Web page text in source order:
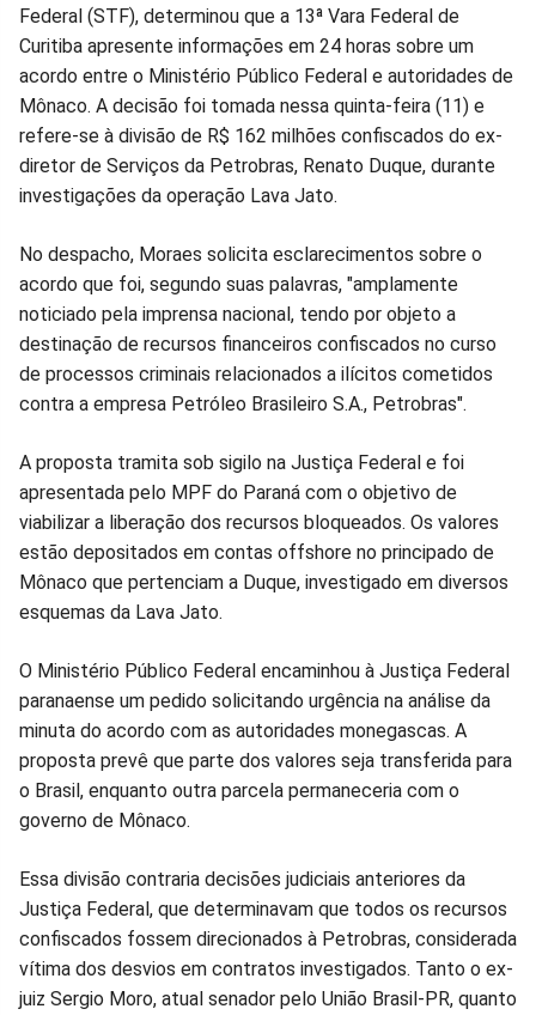
Federal (STF), determinou que a 13ª Vara Federal de
Curitiba apresente informações em 24 horas sobre um
acordo entre o Ministério Público Federal e autoridades de
Mônaco. A decisão foi tomada nessa quinta-feira (11) e
refere-se à divisão de R$ 162 milhões confiscados do ex-
diretor de Serviços da Petrobras, Renato Duque, durante
investigações da operação Lava Jato.
No despacho, Moraes solicita esclarecimentos sobre o
acordo que foi, segundo suas palavras, "amplamente
noticiado pela imprensa nacional, tendo por objeto a
destinação de recursos financeiros confiscados no curso
de processos criminais relacionados a ilícitos cometidos
contra a empresa Petróleo Brasileiro S.A., Petrobras".
A proposta tramita sob sigilo na Justiça Federal e foi
apresentada pelo MPF do Paraná com o objetivo de
viabilizar a liberação dos recursos bloqueados. Os valores
estão depositados em contas offshore no principado de
Mônaco que pertenciam a Duque, investigado em diversos
esquemas da Lava Jato.
O Ministério Público Federal encaminhou à Justiça Federal
paranaense um pedido solicitando urgência na análise da
minuta do acordo com as autoridades monegascas. A
proposta prevê que parte dos valores seja transferida para
o Brasil, enquanto outra parcela permaneceria com o
governo de Mônaco.
Essa divisão contraria decisões judiciais anteriores da
Justiça Federal, que determinavam que todos os recursos
confiscados fossem direcionados à Petrobras, considerada
vítima dos desvios em contratos investigados. Tanto o ex-
juiz Sergio Moro, atual senador pelo União Brasil-PR, quanto